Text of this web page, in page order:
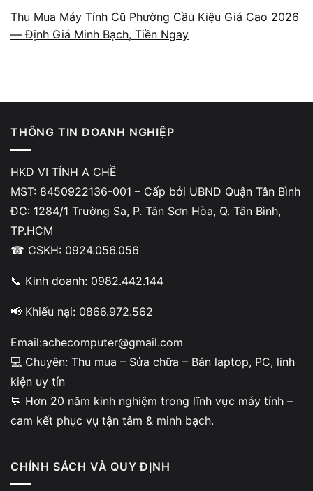
rõ ràng và cách làm việc minh bạch.
Báo giá theo cấu hình và tình
trạng thật
A Chề định giá dựa trên các yếu tố thực tế
gồm CPU, RAM, SSD, VGA, cycle pin, tình
trạng ngoại hình và lịch sử sửa chữa (nếu có).
Toàn bộ quá trình kiểm tra diễn ra minh bạch
tại cửa hàng, khách được đối chiếu từng hạng
chuyện báo giá mập mờ hoặc dùng lỗi nhẹ để
giảm mạnh giá trị máy.
không ép giá
Thu Mua Máy Tính Cũ Phường Cầu Kiệu Giá Cao 2026
— Định Giá Minh Bạch, Tiền Ngay
THÔNG TIN DOANH NGHIỆP
HKD VI TÍNH A CHỀ
MST: 8450922136-001 – Cấp bởi UBND Quận Tân Bình
ĐC: 1284/1 Trường Sa, P. Tân Sơn Hòa, Q. Tân Bình,
TP.HCM
☎ CSKH: 0924.056.056
📞 Kinh doanh: 0982.442.144
📢 Khiếu nại: 0866.972.562
Email:achecomputer@gmail.com
💻 Chuyên: Thu mua – Sửa chữa – Bán laptop, PC, linh
kiện uy tín
💬 Hơn 20 năm kinh nghiệm trong lĩnh vực máy tính –
cam kết phục vụ tận tâm & minh bạch.
CHÍNH SÁCH VÀ QUY ĐỊNH